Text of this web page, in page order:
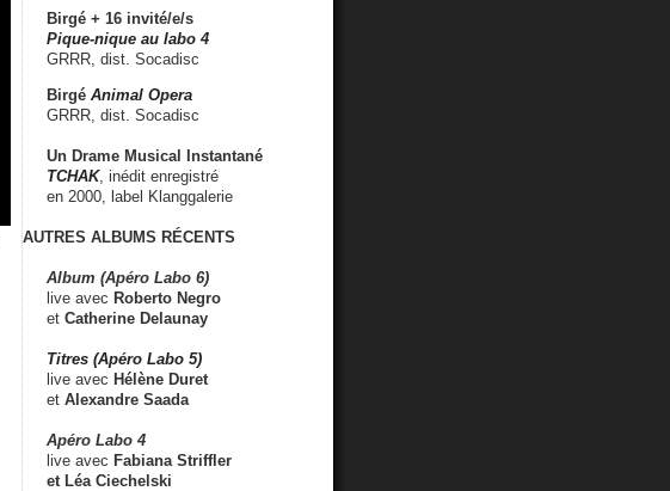
Birgé + 16 invité/e/s
Pique-nique au labo 4
GRRR, dist. Socadisc
Birgé Animal Opera
GRRR, dist. Socadisc
Un Drame Musical Instantané
TCHAK, inédit enregistré
en 2000, label Klanggalerie
AUTRES ALBUMS RÉCENTS
Album (Apéro Labo 6)
live avec Roberto Negro
et Catherine Delaunay
Titres (Apéro Labo 5)
live avec Hélène Duret
et Alexandre Saada
Apéro Labo 4
live avec Fabiana Striffler
et Léa Ciechelski